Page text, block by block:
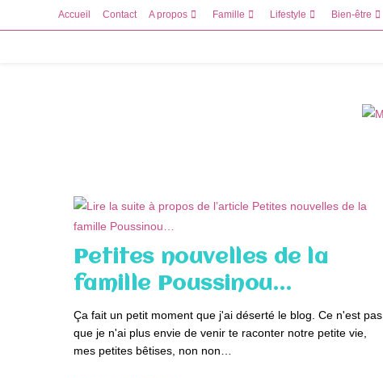
to
Accueil Contact A propos Famille Lifestyle Bien-être
Petites nouvelles de la
famille Poussinou…
Ça fait un petit moment que j'ai déserté le blog. Ce n'est pas
que je n'ai plus envie de venir te raconter notre petite vie,
mes petites bêtises, non non…